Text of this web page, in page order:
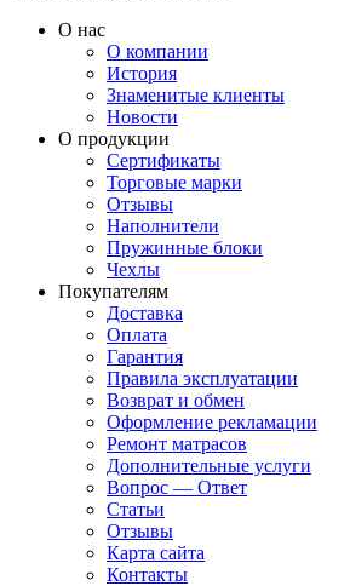
О нас
О компании
История
Знаменитые клиенты
Новости
О продукции
Сертификаты
Торговые марки
Отзывы
Наполнители
Пружинные блоки
Чехлы
Покупателям
Доставка
Оплата
Гарантия
Правила эксплуатации
Возврат и обмен
Оформление рекламации
Ремонт матрасов
Дополнительные услуги
Вопрос — Ответ
Статьи
Отзывы
Карта сайта
Контакты